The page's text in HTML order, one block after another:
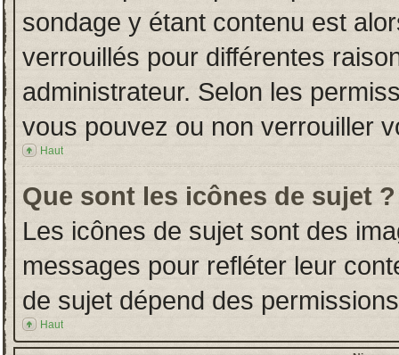
sondage y étant contenu est
verrouillés pour différentes
administrateur. Selon les
vous pouvez ou non verrouiller
Haut
Que sont les icônes de sujet ?
Les icônes de sujet sont des
messages pour refléter leur
de sujet dépend des
Haut